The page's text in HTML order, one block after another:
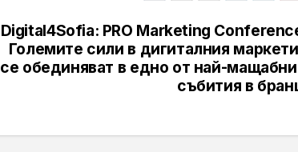
Digital4Sofia: PRO Marketing
Големите сили в дигиталния
се обединяват в едно от най-
събития в